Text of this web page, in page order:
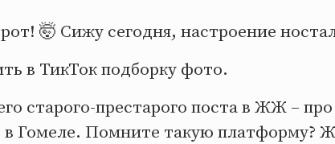
🤯 Сижу сегодня, настроение
в ТикТок подборку фото.
старого-престарого поста в ЖЖ –
в Гомеле. Помните такую платформу?